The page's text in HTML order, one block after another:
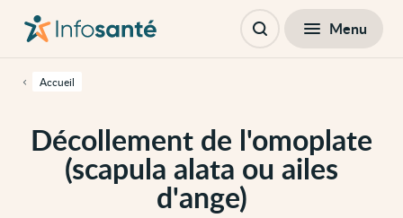
contenu
cette
navigationDécollement de l'omoplate
(scapula alata ou ailes
d'ange)
Accueil
principale
Ouvrir Menu
Table des matières Fermer